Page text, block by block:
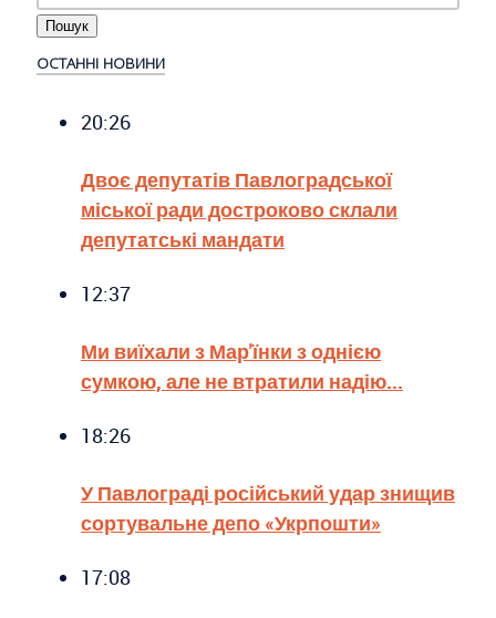
ОСТАННІ НОВИНИ
20:26
Двоє депутатів Павлоградської
міської ради достроково склали
депутатські мандати
12:37
Ми виїхали з Мар'їнки з однією
сумкою, але не втратили надію...
18:26
У Павлограді російський удар знищив
сортувальне депо «Укрпошти»
17:08